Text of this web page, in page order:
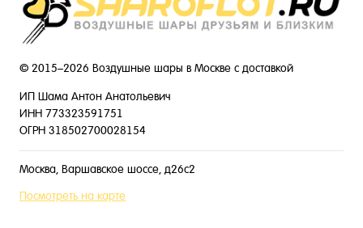
© 2015–2026 Воздушные шары в Москве с доставкой
ИП Шама Антон Анатольевич
ИНН 773323591751
ОГРН 318502700028154
Москва, Варшавское шоссе, д26с2
Посмотреть на карте